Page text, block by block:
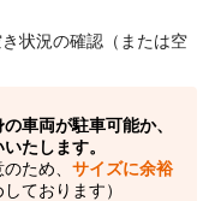
状況の確認（または空
車両が駐車可能か、
たします。
ため、 サイズに余裕
ております）